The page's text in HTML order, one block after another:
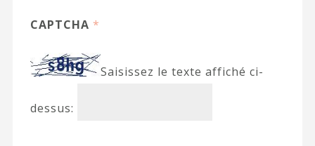
CAPTCHA *
Saisissez le texte affiché ci-
dessus: